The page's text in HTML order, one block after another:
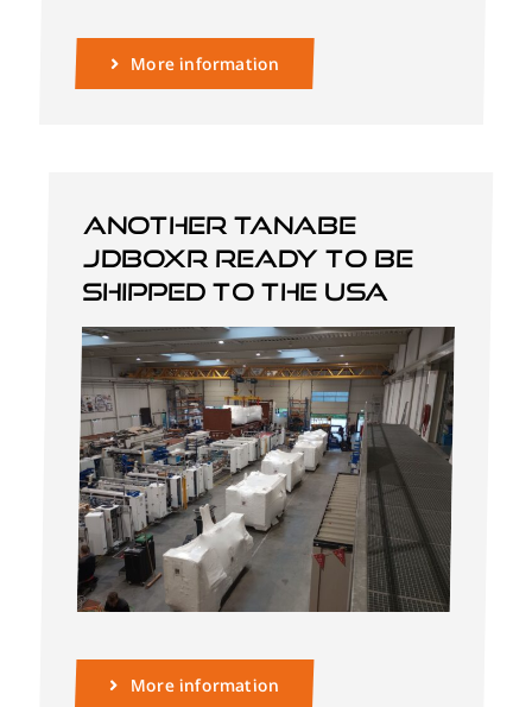
More information
Another Tanabe
JDBOXR ready to be
shipped to the USA
More information